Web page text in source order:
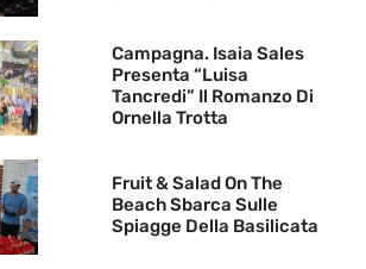
Campagna. Isaia Sales
Presenta “Luisa
Tancredi” Il Romanzo Di
Ornella Trotta
Fruit & Salad On The
Beach Sbarca Sulle
Spiagge Della Basilicata